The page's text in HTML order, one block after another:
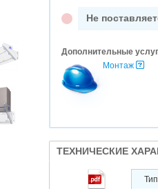
Не
Дополнительные
Монтаж
ТЕХНИЧЕСКИЕ